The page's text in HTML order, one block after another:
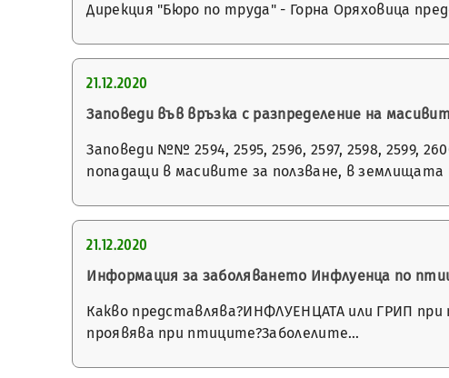
Дирекция "Бюро по труда" - Горна Оряховица
21.12.2020
Заповеди във връзка с разпределение на
Заповеди №№ 2594, 2595, 2596, 2597, 2598, 2599,
попадащи в масивите за ползване, в землищата
21.12.2020
Информация за заболяването Инфлуенца по
Какво представлява?ИНФЛУЕНЦАТА или ГРИП
проявява при птиците?Заболелите…